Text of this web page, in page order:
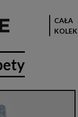
CAŁA